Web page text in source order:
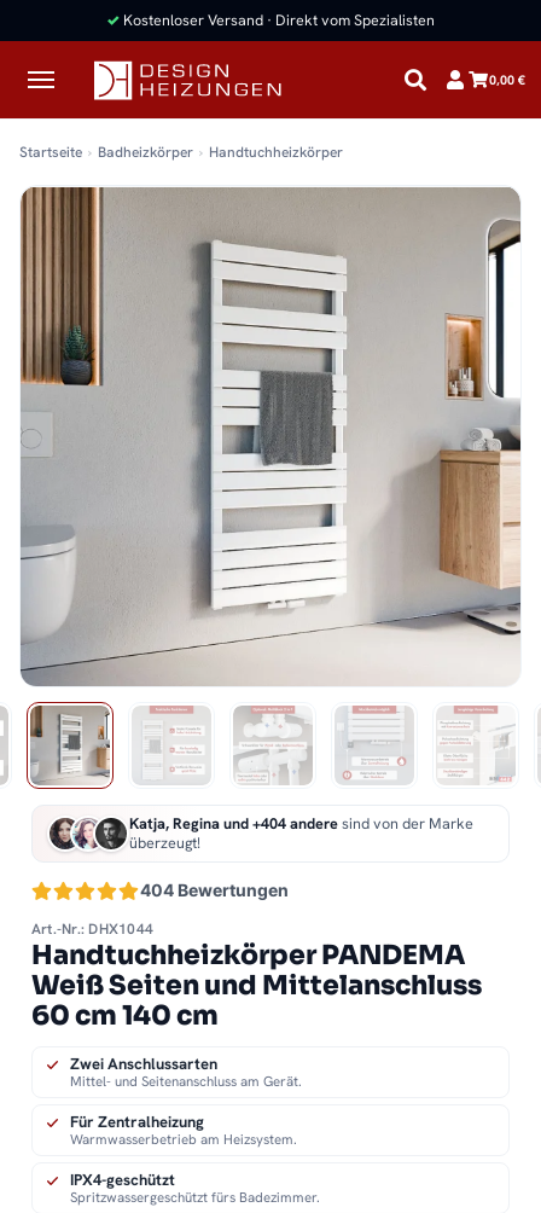
✓ Kostenloser Versand · Direkt vom Spezialisten
0,00 €
Startseite Badheizkörper Handtuchheizkörper
404 Bewertungen
Katja, Regina und +404 anderesind von der Marke
überzeugt!
Art.-Nr.: DHX1044
Handtuchheizkörper PANDEMA
Weiß Seiten und Mittelanschluss
60 cm 140 cm
Zwei Anschlussarten
Mittel- und Seitenanschluss am Gerät.
Für Zentralheizung
Warmwasserbetrieb am Heizsystem.
IPX4-geschützt
Spritzwassergeschützt fürs Badezimmer.